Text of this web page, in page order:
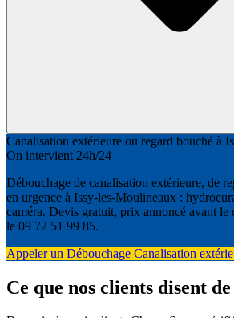
Canalisation extérieure ou regard bouché à
On intervient 24h/24
Débouchage de canalisation extérieure, de
en urgence à Issy-les-Moulineaux :
caméra. Devis gratuit, prix annoncé avant le
le 09 72 51 99 85.
Appeler un Débouchage Canalisation
Ce que nos clients disent